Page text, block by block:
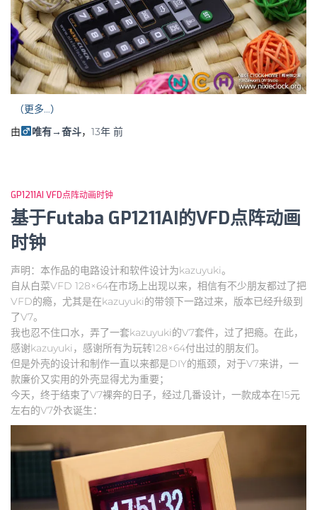
（更多…）
由
唯有→奋斗， 13年前
GP1211AI VFD点阵动画时钟
基于Futaba GP1211AI的VFD点阵动画
时钟
声明：本作品的电路设计和软件设计为kazuyuki。
自从白菜VFD 128×64在市场上出现以来，相信有不少朋友都过了把
VFD的瘾，尤其是在kazuyuki的带领下一路过来，版本已经升级到
了V7。
我也忍不住口水，弄了一套kazuyuki的V7套件，过了把瘾。在此，
感谢kazuyuki，感谢所有为玩转128×64付出过的朋友们。
但是外壳的设计和制作一直以来都是DIY的瓶颈，对于V7来讲，一
款廉价又实用的外壳显得尤为重要；
今天，终于结束了V7裸奔的日子，经过几番设计，一款成本在15元
左右的V7外衣诞生：